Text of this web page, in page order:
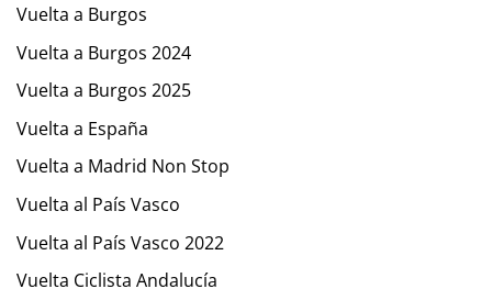
Vuelta a Burgos
Vuelta a Burgos 2024
Vuelta a Burgos 2025
Vuelta a España
Vuelta a Madrid Non Stop
Vuelta al País Vasco
Vuelta al País Vasco 2022
Vuelta Ciclista Andalucía